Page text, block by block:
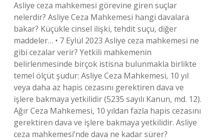
Asliye ceza mahkemesi görevine giren suçlar
nelerdir? Asliye Ceza Mahkemesi hangi davalara
bakar? Küçükle cinsel ilişki, tehdit suçu, diğer
maddeler… • 7 Eylül 2023 Asliye ceza mahkemesi ne
gibi cezalar verir? Yetkili mahkemenin
belirlenmesinde birçok istisna bulunmakla birlikte
temel ölçüt şudur: Asliye Ceza Mahkemesi, 10 yıl
veya daha az hapis cezasını gerektiren dava ve
işlere bakmaya yetkilidir (5235 sayılı Kanun, md. 12).
Ağır Ceza Mahkemesi, 10 yıldan fazla hapis cezasını
gerektiren dava ve işlere bakmaya yetkilidir. Asliye
ceza mahkemesi’nde dava ne kadar sürer?